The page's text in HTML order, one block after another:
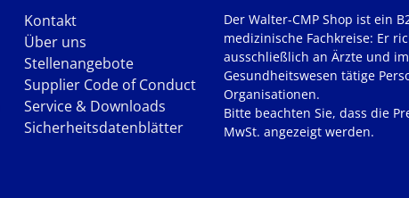
Kontakt
Über uns
Stellenangebote
Supplier Code of Conduct
Service & Downloads
Sicherheitsdatenblätter
Der Walter-CMP Shop ist ein
medizinische Fachkreise: Er
ausschließlich an Ärzte und im
Gesundheitswesen tätige
Organisationen.
Bitte beachten Sie, dass die
MwSt. angezeigt werden.